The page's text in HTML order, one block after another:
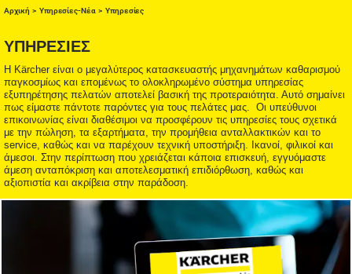
ONLINE SHOP
HOME & GARDEN
PROFESSIONAL
ΑΞΕΣΟΥΑΡ
ΚΑΘΑΡΙΣΤΙΚΑ
ΥΠΗΡΕΣΙΕΣ-ΝΕΑ-ΛΥΣΕΙΣ
Αρχική > Υπηρεσίες-Νέα >Υπηρεσίες
ΥΠΗΡΕΣΙΕΣ
Η Kärcher είναι ο μεγαλύτερος κατασκευαστής μηχανημάτων καθαρισμού
παγκοσμίως και επομένως το ολοκληρωμένο σύστημα υπηρεσίας
εξυπηρέτησης πελατών αποτελεί βασική της προτεραιότητα. Αυτό σημαίνει
πως είμαστε πάντοτε παρόντες για τους πελάτες μας. Οι υπεύθυνοι
επικοινωνίας είναι διαθέσιμοι να προσφέρουν τις υπηρεσίες τους σχετικά
με την πώληση, τα εξαρτήματα, την προμήθεια ανταλλακτικών και το
service, καθώς και να παρέχουν τεχνική υποστήριξη. Ικανοί, φιλικοί και
άμεσοι. Στην περίπτωση που χρειάζεται κάποια επισκευή, εγγυόμαστε
άμεση ανταπόκριση και αποτελεσματική επιδιόρθωση, καθώς και
αξιοπιστία και ακρίβεια στην παράδοση.